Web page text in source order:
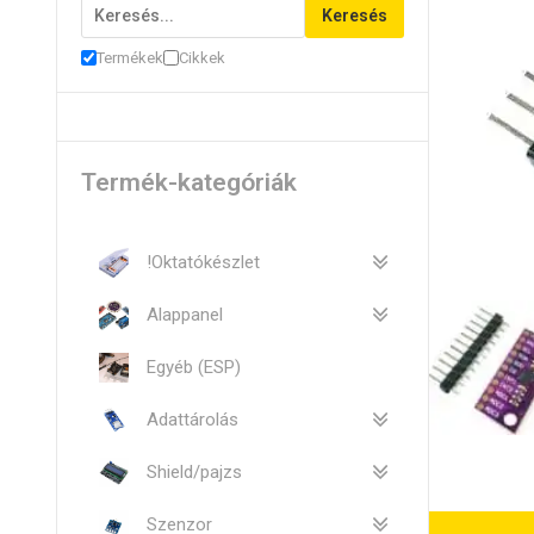
Keresés
Termékek Cikkek
Termék-kategóriák
!Oktatókészlet
Alappanel
Egyéb (ESP)
Adattárolás
Shield/pajzs
Szenzor